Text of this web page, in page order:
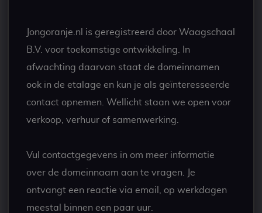
Jongoranje.nl is geregistreerd door Waagschaal
B.V. voor toekomstige ontwikkeling. In
afwachting daarvan staat de domeinnamen
ook in de etalage en kun je als geïnteresseerde
contact opnemen. Wellicht staan we open voor
verkoop, verhuur of samenwerking.
Vul contactgegevens in om meer informatie
over de domeinnaam aan te vragen. Je
ontvangt een reactie via email, op werkdagen
meestal binnen een paar uur.